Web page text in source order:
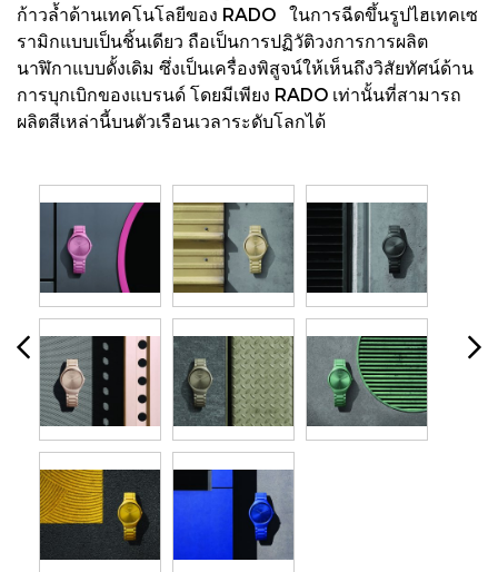
ก้าวล้ำด้านเทคโนโลยีของ RADO ในการฉีดขึ้นรูปไฮเทคเซ
รามิกแบบเป็นชิ้นเดียว ถือเป็นการปฏิวัติวงการการผลิต
นาฬิกาแบบดั้งเดิม ซึ่งเป็นเครื่องพิสูจน์ให้เห็นถึงวิสัยทัศน์ด้าน
การบุกเบิกของแบรนด์ โดยมีเพียง RADO เท่านั้นที่สามารถ
ผลิตสีเหล่านี้บนตัวเรือนเวลาระดับโลกได้